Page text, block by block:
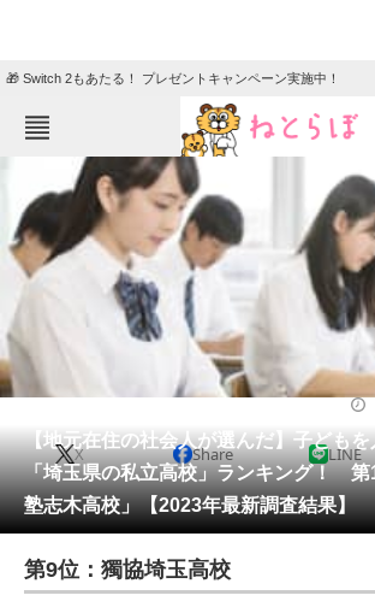
🎁 Switch 2もあたる！ プレゼントキャンペーン実施中！
ねとらぼメニュー
TOP ニュース
エンタメ クイズ
住まい 教育・育児
動物 リサーチ
会員記事
メディア
注目記事を集めた総合ページ
ITの今と未来を見通す
【地元在住の社会人が選んだ】子ども
「埼玉県の私立高校」ランキング！ 第
塾志木高校」【2023年最新調査結果】
X Share LINE
第9位：獨協埼玉高校